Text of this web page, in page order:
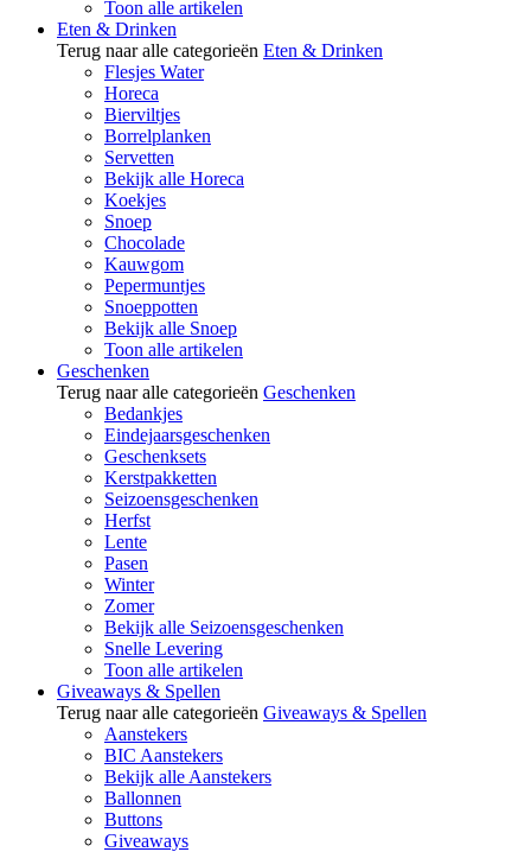
Toon alle artikelen
Eten & Drinken
Terug naar alle categorieën Eten & Drinken
Flesjes Water
Horeca
Bierviltjes
Borrelplanken
Servetten
Bekijk alle Horeca
Koekjes
Snoep
Chocolade
Kauwgom
Pepermuntjes
Snoeppotten
Bekijk alle Snoep
Toon alle artikelen
Geschenken
Terug naar alle categorieën Geschenken
Bedankjes
Eindejaarsgeschenken
Geschenksets
Kerstpakketten
Seizoensgeschenken
Herfst
Lente
Pasen
Winter
Zomer
Bekijk alle Seizoensgeschenken
Snelle Levering
Toon alle artikelen
Giveaways & Spellen
Terug naar alle categorieën Giveaways & Spellen
Aanstekers
BIC Aanstekers
Bekijk alle Aanstekers
Ballonnen
Buttons
Giveaways